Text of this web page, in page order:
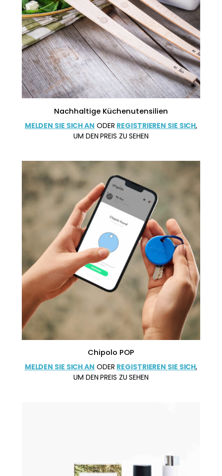
Nachhaltige Küchenutensilien
MELDEN SIE SICH AN ODER REGISTRIEREN SIE SICH,
UM DEN PREIS ZU SEHEN
Chipolo POP
MELDEN SIE SICH AN ODER REGISTRIEREN SIE SICH,
UM DEN PREIS ZU SEHEN